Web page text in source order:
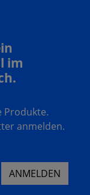
im
Produkte.
anmelden.
ANMELDEN